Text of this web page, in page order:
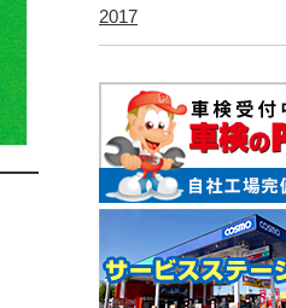
2017